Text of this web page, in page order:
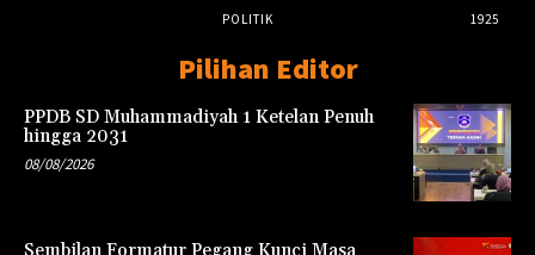
POLITIK
1925
Pilihan Editor
PPDB SD Muhammadiyah 1 Ketelan Penuh
hingga 2031
08/08/2026
Sembilan Formatur Pegang Kunci Masa